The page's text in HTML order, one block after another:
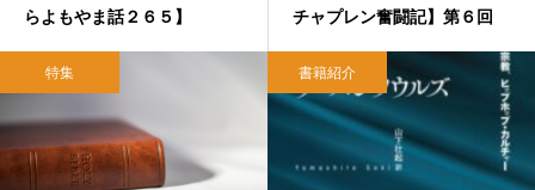
らよもやま話２６５】
チャプレン奮闘記】第６回
特集 書籍紹介